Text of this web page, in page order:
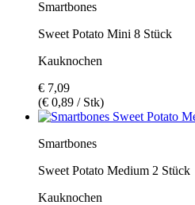
Smartbones
Sweet Potato Mini 8 Stück
Kauknochen
€ 7,09
(€ 0,89 / Stk)
Smartbones
Sweet Potato Medium 2 Stück
Kauknochen